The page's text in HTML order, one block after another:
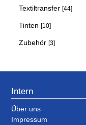
Textiltransfer [44]
Tinten [10]
Zubehör [3]
Intern
Über uns
Impressum